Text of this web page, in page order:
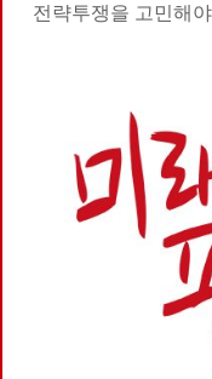
전략투쟁을 고민해